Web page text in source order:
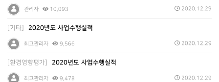
관리자 10,093 2020.12.29
[기타] 2020년도 사업수행실적
최고관리자 9,566 2020.12.29
[환경영향평가] 2020년도 사업수행실적
최고관리자 9,478 2020.12.29